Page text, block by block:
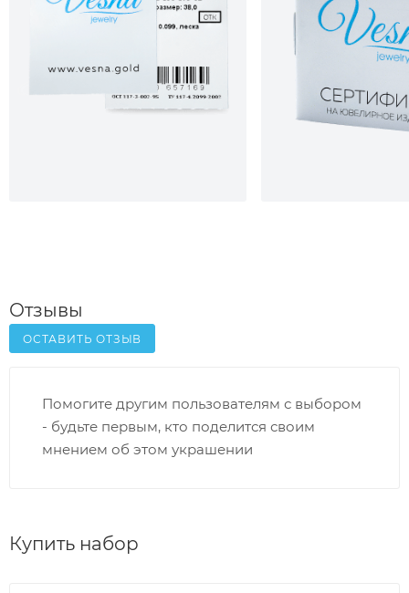
Отзывы
ОСТАВИТЬ ОТЗЫВ
Помогите другим пользователям с выбором
- будьте первым, кто поделится своим
мнением об этом украшении
Купить набор